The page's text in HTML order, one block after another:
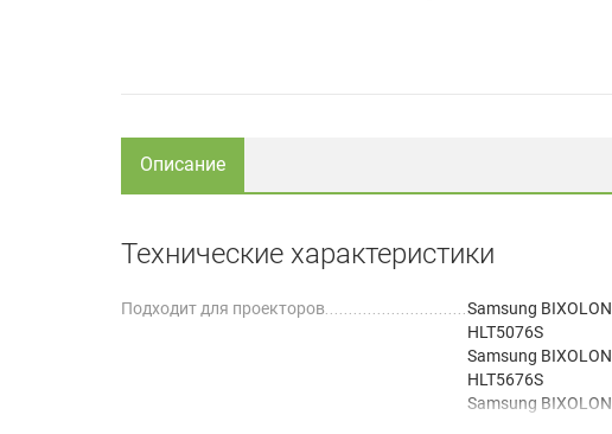
Описание
Технические характеристики
Подходит для проекторов
Samsung BIXOLON
HLT5076S
Samsung BIXOLON
HLT5676S
Samsung BIXOLON